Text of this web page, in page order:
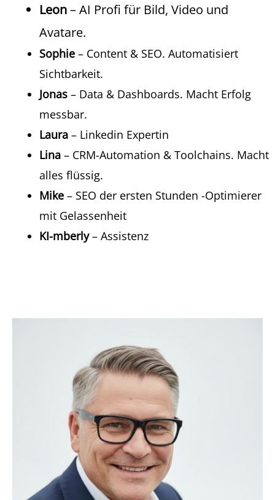
Leon– AI Profi für Bild, Video und
Avatare.
Sophie – Content & SEO. Automatisiert
Sichtbarkeit.
Jonas – Data & Dashboards. Macht Erfolg
messbar.
Laura – Linkedin Expertin
Lina – CRM-Automation & Toolchains. Macht
alles flüssig.
Mike – SEO der ersten Stunden -Optimierer
mit Gelassenheit
KI-mberly– Assistenz